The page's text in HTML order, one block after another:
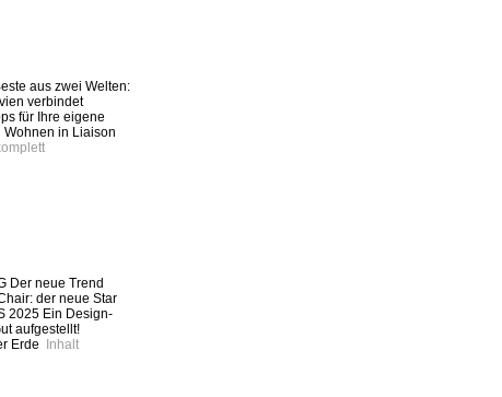
aus zwei Welten:
verbindet
für Ihre eigene
Wohnen in Liaison
Der neue Trend
der neue Star
2025 Ein Design-
aufgestellt!
Erde
Inhalt